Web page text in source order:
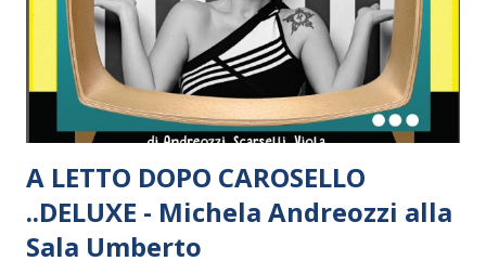
A LETTO DOPO CAROSELLO
..DELUXE - Michela Andreozzi alla
Sala Umberto